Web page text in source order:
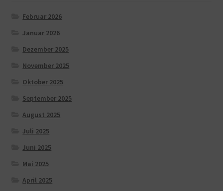
Februar 2026
Januar 2026
Dezember 2025
November 2025
Oktober 2025
September 2025
August 2025
Juli 2025
Juni 2025
Mai 2025
April 2025